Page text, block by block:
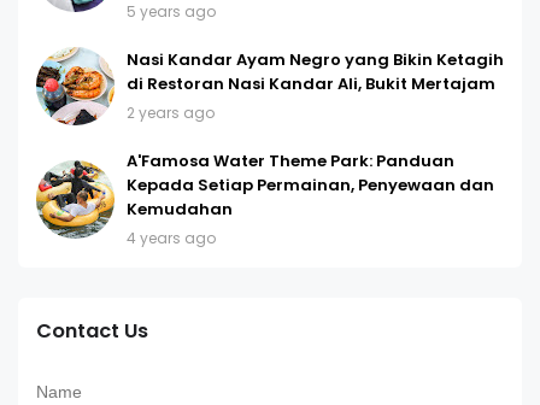
5 years ago
Nasi Kandar Ayam Negro yang Bikin Ketagih
di Restoran Nasi Kandar Ali, Bukit Mertajam
2 years ago
A'Famosa Water Theme Park: Panduan
Kepada Setiap Permainan, Penyewaan dan
Kemudahan
4 years ago
Contact Us